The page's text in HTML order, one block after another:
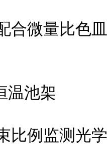
合微量比色皿
池架
例监测光学系